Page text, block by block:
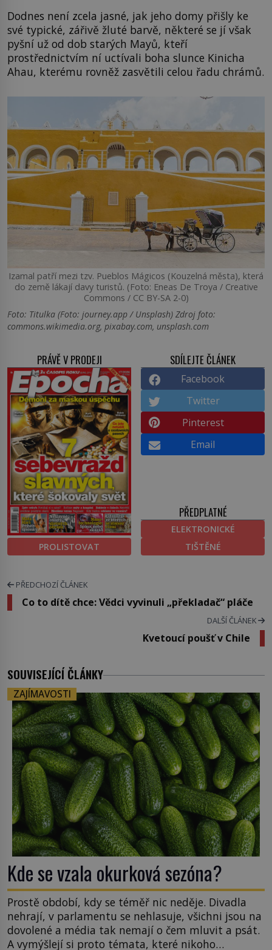
Dodnes není zcela jasné, jak jeho domy přišly ke
své typické, zářivě žluté barvě, některé se jí však
pyšní už od dob starých Mayů, kteří
prostřednictvím ní uctívali boha slunce Kinicha
Ahau, kterému rovněž zasvětili celou řadu chrámů.
Izamal patří mezi tzv. Pueblos Mágicos (Kouzelná města), která
do země lákají davy turistů. (Foto: Eneas De Troya / Creative
Commons / CC BY-SA 2-0)
Foto: Titulka (Foto: journey.app / Unsplash) Zdroj foto:
commons.wikimedia.org, pixabay.com, unsplash.com
PRÁVĚ V PRODEJI
PROLISTOVAT
SDÍLEJTE ČLÁNEK
Facebook
Twitter
Pinterest
Email
PŘEDPLATNÉ
ELEKTRONICKÉ
TIŠTĚNÉ
PŘEDCHOZÍ ČLÁNEK
Co to dítě chce: Vědci vyvinuli „překladač“ pláče
DALŠÍ ČLÁNEK
Kvetoucí poušť v Chile
SOUVISEJÍCÍ ČLÁNKY
ZAJÍMAVOSTI
Kde se vzala okurková sezóna?
Prostě období, kdy se téměř nic neděje. Divadla
nehrají, v parlamentu se nehlasuje, všichni jsou na
dovolené a média tak nemají o čem mluvit a psát.
A vymýšlejí si proto témata, které nikoho